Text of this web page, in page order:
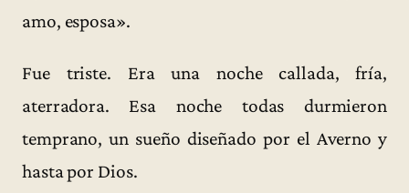
amo, esposa».
Fue triste. Era una noche callada, fría,
aterradora. Esa noche todas durmieron
temprano, un sueño diseñado por el Averno y
hasta por Dios.